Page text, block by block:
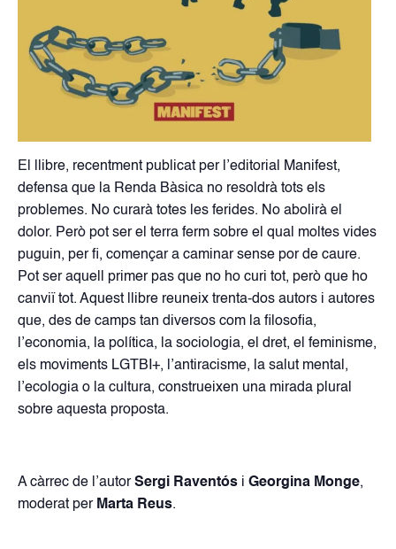
El llibre, recentment publicat per l’editorial Manifest,
defensa que la Renda Bàsica no resoldrà tots els
problemes. No curarà totes les ferides. No abolirà el
dolor. Però pot ser el terra ferm sobre el qual moltes vides
puguin, per fi, començar a caminar sense por de caure.
Pot ser aquell primer pas que no ho curi tot, però que ho
canviï tot. Aquest llibre reuneix trenta-dos autors i autores
que, des de camps tan diversos com la filosofia,
l’economia, la política, la sociologia, el dret, el feminisme,
els moviments LGTBI+, l’antiracisme, la salut mental,
l’ecologia o la cultura, construeixen una mirada plural
sobre aquesta proposta.
A càrrec de l’autorSergi Raventós i Georgina Monge,
moderat per Marta Reus.